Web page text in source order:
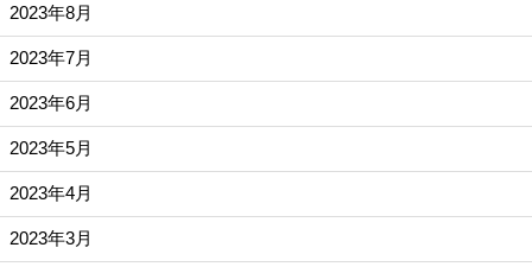
2023年8月
2023年7月
2023年6月
2023年5月
2023年4月
2023年3月